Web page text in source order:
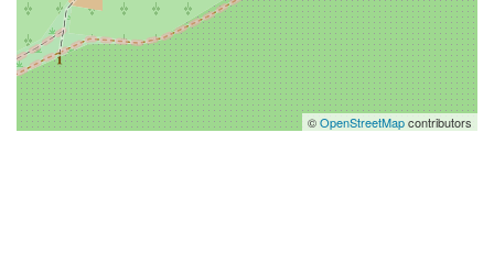
©OpenStreetMapcontributors